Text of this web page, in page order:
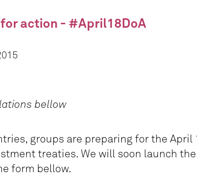
action - #April18DoA
bellow
groups are preparing for the
treaties. We will soon launch
form bellow.